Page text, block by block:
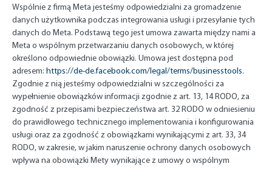
Wspólnie z firmą Meta jesteśmy odpowiedzialni za gromadzenie
danych użytkownika podczas integrowania usługi i przesyłanie tych
danych do Meta. Podstawą tego jest umowa zawarta między nami a
Meta o wspólnym przetwarzaniu danych osobowych, w której
określono odpowiednie obowiązki. Umowa jest dostępna pod
adresem: https://de-de.facebook.com/legal/terms/businesstools.
Zgodnie z nią jesteśmy odpowiedzialni w szczególności za
wypełnienie obowiązków informacji zgodnie z art. 13, 14 RODO, za
zgodność z przepisami bezpieczeństwa art. 32 RODO w odniesieniu
do prawidłowego technicznego implementowania i konfigurowania
usługi oraz za zgodność z obowiązkami wynikającymi z art. 33, 34
RODO, w zakresie, w jakim naruszenie ochrony danych osobowych
wpływa na obowiązki Mety wynikające z umowy o wspólnym